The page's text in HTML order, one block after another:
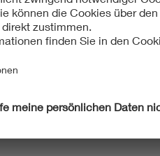
DKE warnen:
Netzbetrieb im
(DKE) im VDE